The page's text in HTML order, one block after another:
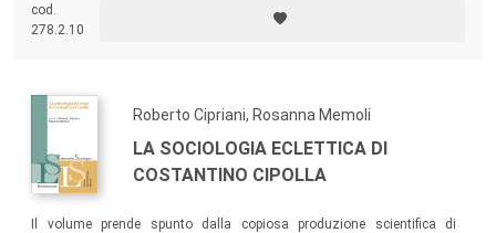
costruzioni di senso. Il libro osserva le diverse dinamiche del
fenomeno, indagando in particolare la fitta relazione tra cibo, genere e
cod.
278.2.10
Roberto Cipriani, Rosanna Memoli
LA SOCIOLOGIA ECLETTICA DI
COSTANTINO CIPOLLA
Il volume prende spunto dalla copiosa produzione scientifica di